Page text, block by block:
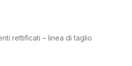
rettificati – linea di taglio